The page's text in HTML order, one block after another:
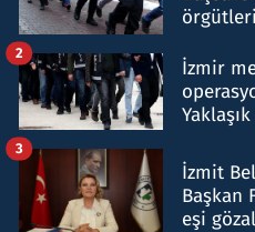
İzmir
2
İzmit
Başkan
eşi
3